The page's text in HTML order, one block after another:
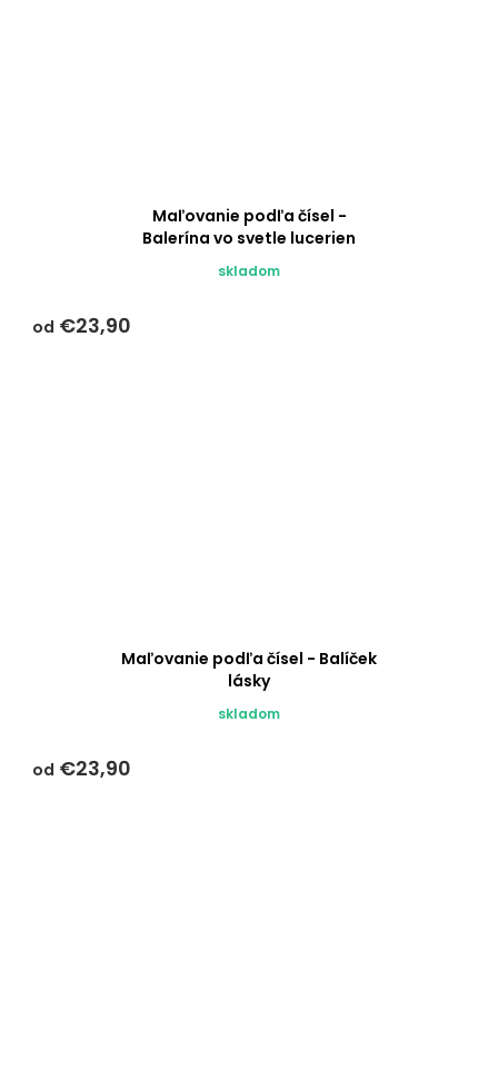
Maľovanie podľa čísel -
Balerína vo svetle lucerien
skladom
od €23,90
Maľovanie podľa čísel - Balíček
lásky
skladom
od €23,90